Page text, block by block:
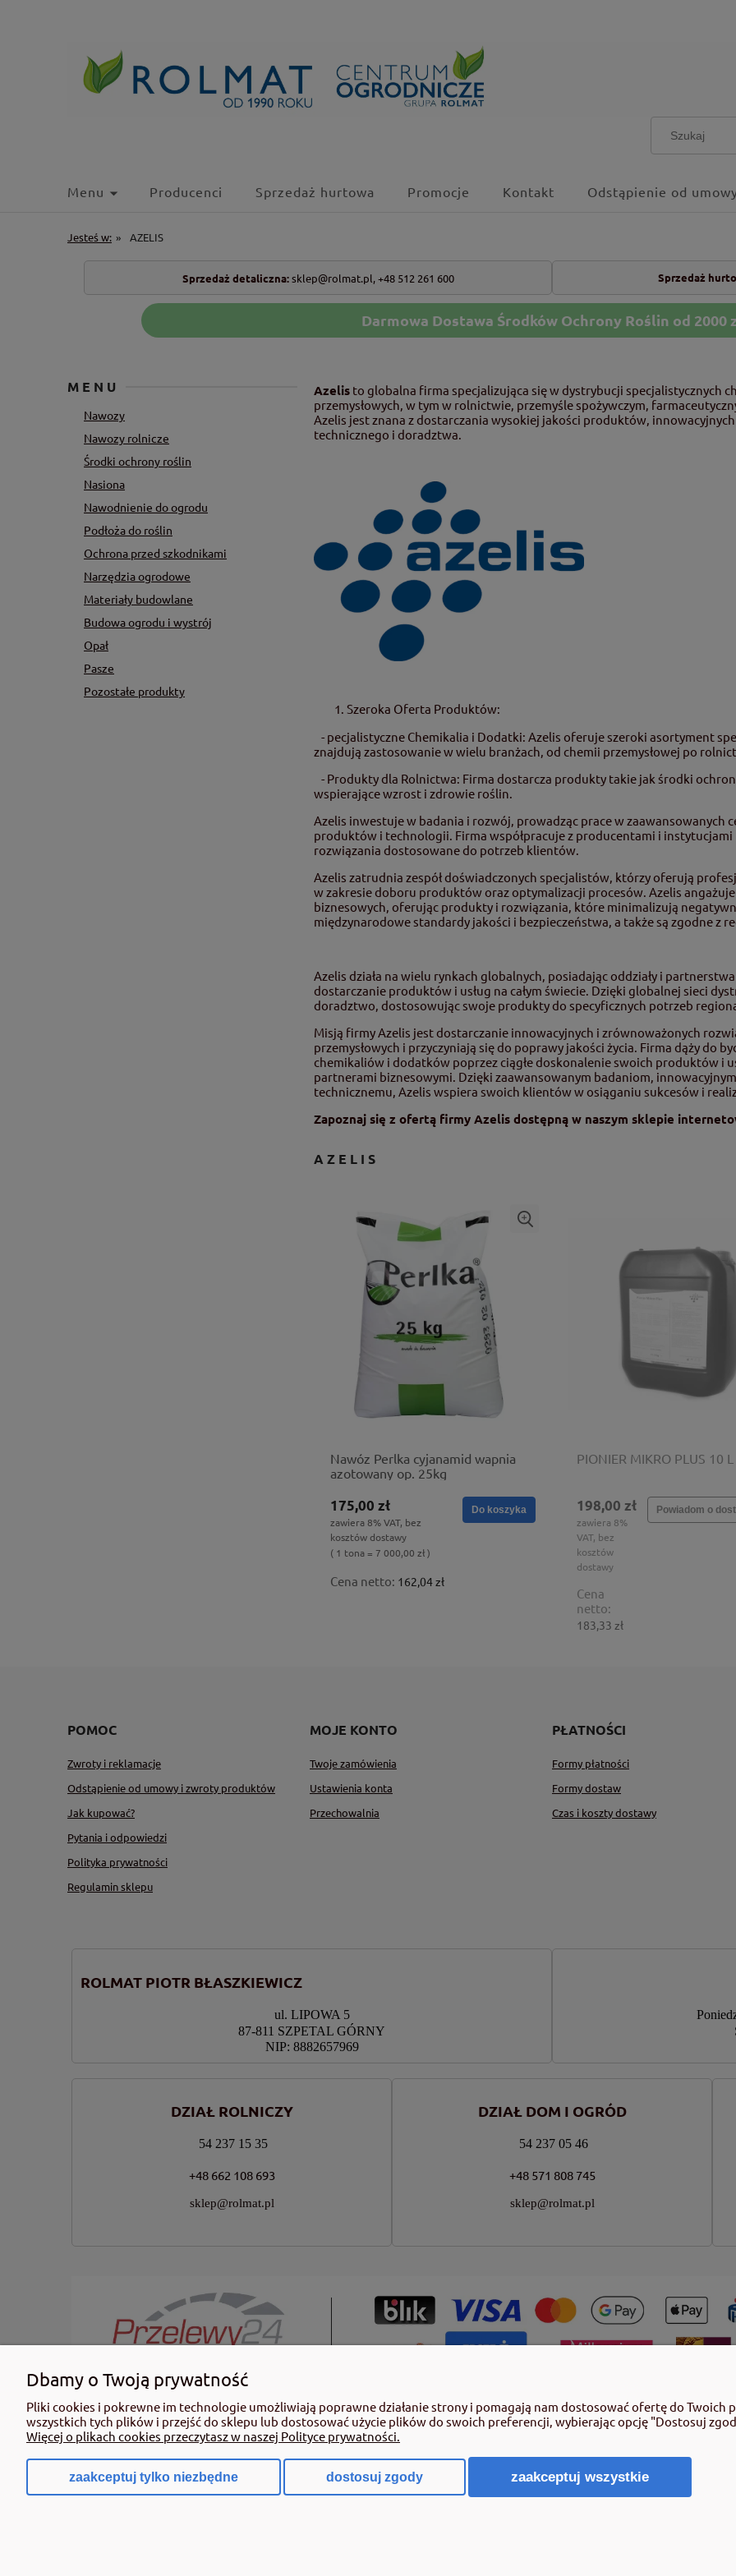
Menu Producenci Sprzedaż hurtowa Promocje Kontakt Odstąpienie od
Jesteś w: » AZELIS
Sprzedaż detaliczna: sklep@rolmat.pl, +48 512 261 600 Sprzedaż
Darmowa Dostawa Środków Ochrony Roślin od 2000
MENU
Nawozy
Nawozy rolnicze
Środki ochrony roślin
Nasiona
Nawodnienie do ogrodu
Podłoża do roślin
Ochrona przed szkodnikami
Narzędzia ogrodowe
Materiały budowlane
Budowa ogrodu i wystrój
Opał
Pasze
Pozostałe produkty
Azelis to globalna firma specjalizująca się w dystrybucji specjalistycznych
przemysłowych, w tym w rolnictwie, przemyśle spożywczym,
Azelis jest znana z dostarczania wysokiej jakości produktów,
technicznego i doradztwa.
Szeroka Oferta Produktów:
- pecjalistyczne Chemikalia i Dodatki: Azelis oferuje szeroki asortyment
znajdują zastosowanie w wielu branżach, od chemii przemysłowej po
- Produkty dla Rolnictwa: Firma dostarcza produkty takie jak środki
wspierające wzrost i zdrowie roślin.
Azelis inwestuje w badania i rozwój, prowadząc prace w zaawansowanych
produktów i technologii. Firma współpracuje z producentami i
rozwiązania dostosowane do potrzeb klientów.
Azelis zatrudnia zespół doświadczonych specjalistów, którzy oferują
w zakresie doboru produktów oraz optymalizacji procesów. Azelis
biznesowych, oferując produkty i rozwiązania, które minimalizują
międzynarodowe standardy jakości i bezpieczeństwa, a także są zgodne z
Azelis działa na wielu rynkach globalnych, posiadając oddziały i
dostarczanie produktów i usług na całym świecie. Dzięki globalnej sieci
doradztwo, dostosowując swoje produkty do specyficznych potrzeb
Misją firmy Azelis jest dostarczanie innowacyjnych i zrównoważonych
przemysłowych i przyczyniają się do poprawy jakości życia. Firma dąży do
chemikaliów i dodatków poprzez ciągłe doskonalenie swoich produktów i
partnerami biznesowymi. Dzięki zaawansowanym badaniom,
technicznemu, Azelis wspiera swoich klientów w osiąganiu sukcesów i
Zapoznaj się z ofertą firmy Azelis dostępną w naszym sklepie
AZELIS
Nawóz Perlka cyjanamid wapnia
azotowany op. 25kg
175,00 zł
zawiera 8% VAT, bez
kosztów dostawy
( 1 tona = 7 000,00 zł )
Cena netto: 162,04 zł
Do koszyka
PIONIER MIKRO PLUS 10 L
198,00 zł
zawiera 8%
VAT, bez
kosztów
dostawy
Cena
netto:
183,33 zł
Powiadom o
POMOC
Zwroty i reklamacje
Odstąpienie od umowy i zwroty produktów
Jak kupować?
Pytania i odpowiedzi
Polityka prywatności
Regulamin sklepu
MOJE KONTO
Twoje zamówienia
Ustawienia konta
Przechowalnia
PŁATNOŚCI
Formy płatności
Formy dostaw
Czas i koszty dostawy
ROLMAT PIOTR BŁASZKIEWICZ
ul. LIPOWA 5
87-811 SZPETAL GÓRNY
NIP: 8882657969
DZIAŁ ROLNICZY
54 237 15 35
+48 662 108 693
sklep@rolmat.pl
DZIAŁ DOM I OGRÓD
54 237 05 46
+48 571 808 745
sklep@rolmat.pl
informacje dotyczące produktu. Zwróć uwagę na zwroty wskazujące rodzaj zagrożenia oraz przestrzegaj środków bezpieczeństwa
profesjonalnego mogą być nabyte tylko i wyłącznie przez osoby pełnoletnie oraz posiadające kwalifikacje wymagane od osób
dn. 8 marca 2013 r. o Środkach Ochrony Roślin Dz. Ustw 2020 poz.2097 z pózn. zm.) Niespełnienie powyższych warunków jest złamaniem
Dbamy o Twoją prywatność
Pliki cookies i pokrewne im technologie umożliwiają poprawne działanie strony i pomagają nam dostosować ofertę do Twoich
wszystkich tych plików i przejść do sklepu lub dostosować użycie plików do swoich preferencji, wybierając opcję "Dostosuj
Więcej o plikach cookies przeczytasz w naszej Polityce prywatności.
zaakceptuj tylko niezbędne dostosuj zgody zaakceptuj wszystkie